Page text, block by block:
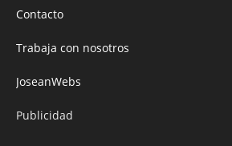
Contacto
Trabaja con nosotros
JoseanWebs
Publicidad